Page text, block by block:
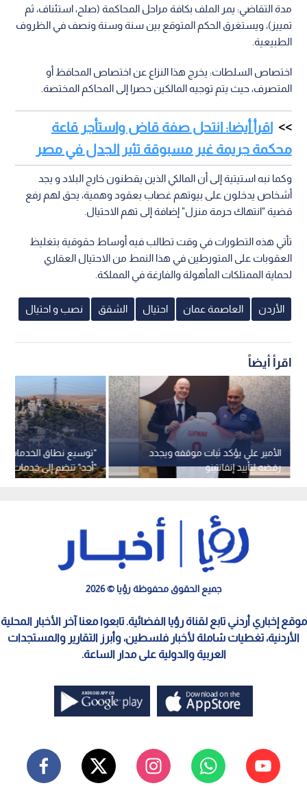
مدة التقاضي: يمر الملف بكافة مراحل المحاكمة (صلح، استئناف، ثم
تمييز)، ويستغرق الحكم المتوقع بين سنة وسنة ونصف في الظروف
الطبيعية.
اختصاص السلطات: يخرج هذا النزاع عن اختصاص المحافظ أو
المتصرف، حيث يتم توجيه المالكين حصرا إلى المحاكم المختصة.
اقرأ أيضا: انتحل صفة قاض واستأجر قاعة
محكمة جريمة غير مسبوقة تثير الجدل في مصر
وكما نبه استيتية إلى أن المالكي الذين يقطنون خارج البلاد و يجد
أشخاص يدخلون على بيوتهم غصاب بعقود وهمية، يحق لهم رفع
قضية "انتهاك حرمة منزل" إضافة إلى تهم الاحتيال.
تأتي هذه التطورات في وقت تطالب فيه أوساط حقوقية بتغليظ
العقوبات على المتورطين في هذا النمط من الاحتيال العقاري
لحماية الممتلكات المأهولة والفارغة في المملكة.
الأردن العاصمة عمان احتيال الشقق نصب و احتيال
اقرأ أيضاً
"توسيع نطاق
"أحد" تنضم إلى خدمات
عمان"
الأمير علي يؤكد ثبات موقفه ويجدد
رفضه لتأييد إنفانتينو
جميع الحقوق محفوظة رؤيا © 2026
موقع إخباري أردني تابع لقناة رؤيا الفضائية. تابعوا معنا آخر الأخبار المحلية
الأردنية، تغطيات شاملة لأخبار فلسطين، وأبرز التقارير والمستجدات
العربية والدولية على مدار الساعة.